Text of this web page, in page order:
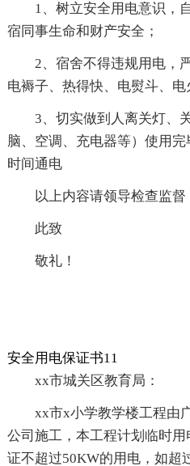
1、树立安全用电意识，
宿同事生命和财产安全；
2、宿舍不得违规用电，
电褥子、热得快、电熨斗、
3、切实做到人离关灯、
脑、空调、充电器等）使用
时间通电
以上内容请领导检查监督
此致
敬礼！
安全用电保证书11
xx市城关区教育局：
xx市x小学教学楼工程由
公司施工，本工程计划临时
证不超过50KW的用电，如超